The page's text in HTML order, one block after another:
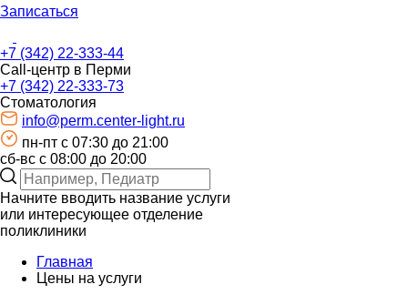
Записаться
+7 (342) 22-333-44
Call-центр в Перми
+7 (342) 22-333-73
Стоматология
info@perm.center-light.ru
пн-пт c 07:30 до 21:00
сб-вс с 08:00 до 20:00
Начните вводить название услуги
или интересующее отделение
поликлиники
Главная
Цены на услуги